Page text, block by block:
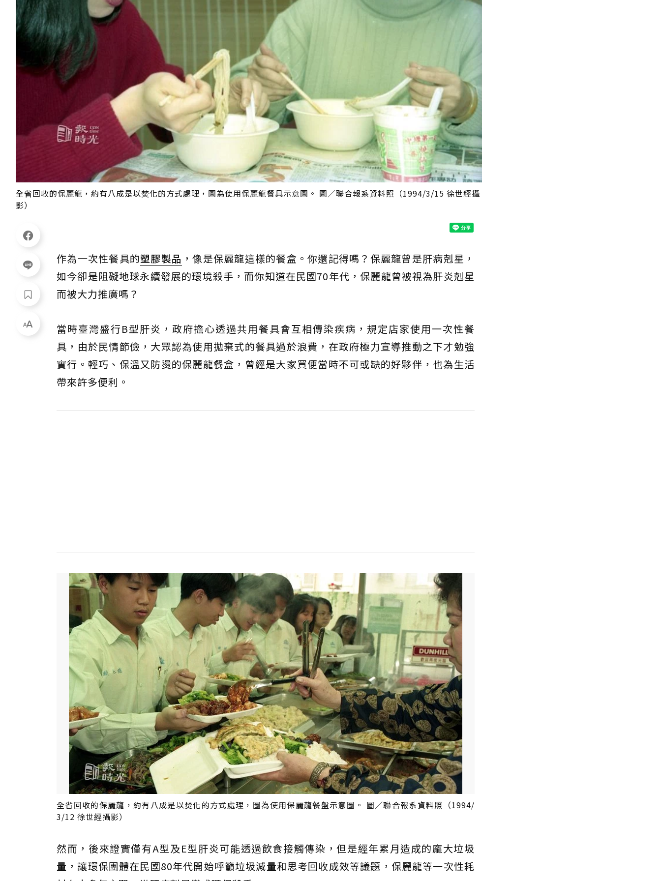
全省回收的保麗龍，約有八成是以焚化的方式處理，圖為使用保麗龍餐具示意圖。 圖／聯合報系資料照（1994/3/15 徐世經攝
影）
作為一次性餐具的塑膠製品 ，像是保麗龍這樣的餐盒。你還記得嗎？保麗龍曾是肝病剋星，
如今卻是阻礙地球永續發展的環境殺手，而你知道在民國70年代，保麗龍曾被視為肝炎剋星
而被大力推廣嗎？
當時臺灣盛行B型肝炎，政府擔心透過共用餐具會互相傳染疾病，規定店家使用一次性餐
具，由於民情節儉，大眾認為使用拋棄式的餐具過於浪費，在政府極力宣導推動之下才勉強
實行。輕巧、保溫又防燙的保麗龍餐盒，曾經是大家買便當時不可或缺的好夥伴，也為生活
帶來許多便利。
全省回收的保麗龍，約有八成是以焚化的方式處理，圖為使用保麗龍餐盤示意圖。 圖／聯合報系資料照（1994/
3/12 徐世經攝影）
然而，後來證實僅有A型及E型肝炎可能透過飲食接觸傳染，但是經年累月造成的龐大垃圾
量，讓環保團體在民國80年代開始呼籲垃圾減量和思考回收成效等議題，保麗龍等一次性耗